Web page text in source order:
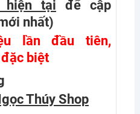
hiện tại
để cập
nhất)
lần đầu tiên,
biệt
Thúy Shop